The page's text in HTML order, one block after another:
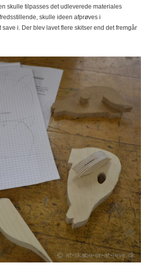
skulle tilpasses det udleverede materiales
skulle ideen afprøves i
i. Der blev lavet flere skitser end det fremgår